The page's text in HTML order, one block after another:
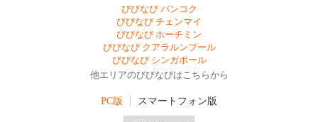
びびなび バンコク
びびなび チェンマイ
びびなび ホーチミン
びびなび クアラルンプール
びびなび シンガポール
他エリアのびびなびはこちらから
PC版 スマートフォン版